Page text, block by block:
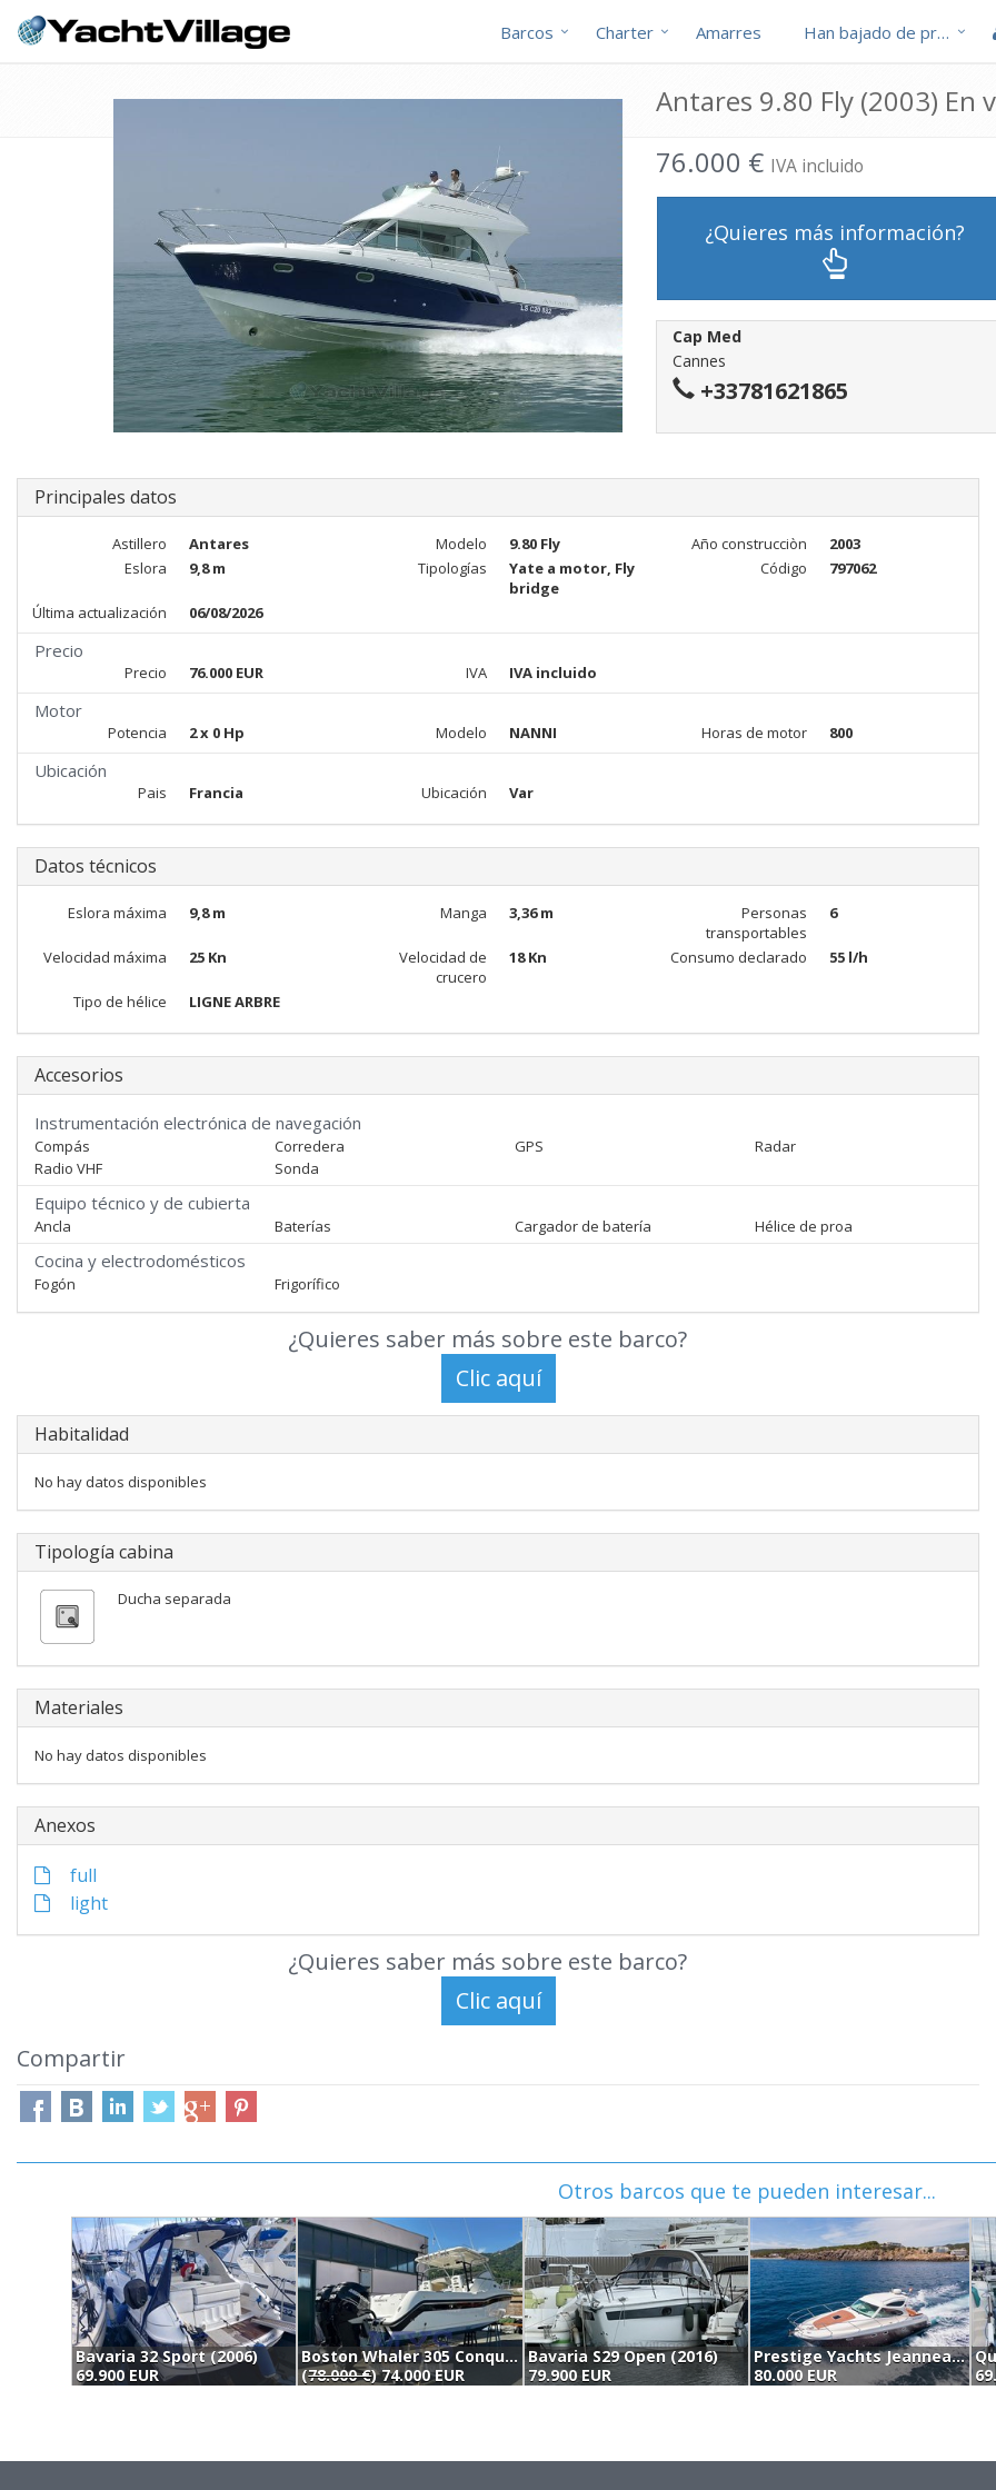
Barcos Charter Amarres Han bajado de precio
Antares 9.80 Fly (2003) En
76.000 € IVA incluido
¿Quieres más información?
Cap Med
Cannes
+33781621865
Principales datos
Astillero Antares Modelo 9.80 Fly Año construcciòn
2003
Eslora
9,8 m Tipologías
Yate a motor, Fly
bridge
Código 797062
Última actualización 06/08/2026
Precio
Precio 76.000 EUR IVA IVA incluido
Motor
Potencia 2 x 0 Hp Modelo NANNI Horas de motor 800
Ubicación
Pais Francia Ubicación Var
Datos técnicos
Eslora máxima 9,8 m Manga 3,36 m
Personas
transportables
6
Velocidad máxima 25 Kn
Velocidad de
crucero
18 Kn Consumo declarado 55 l/h
Tipo de hélice LIGNE ARBRE
Accesorios
Instrumentación electrónica de navegación
Compás Corredera GPS
Radar
Radio VHF
Sonda
Equipo técnico y de cubierta
Ancla Baterías Cargador de batería Hélice de proa
Cocina y electrodomésticos
Fogón Frigorífico
¿Quieres saber más sobre este barco?
Habitalidad
No hay datos disponibles
Tipología cabina
Ducha separada
Materiales
No hay datos disponibles
Anexos
full
light
¿Quieres saber más sobre este barco?
Compartir
Otros barcos que te pueden interesar...
Bavaria 32 Sport (2006)
69.900 EUR
Boston Whaler 305 Conquest (2005)
(78.000 €) 74.000 EUR
Bavaria S29 Open (2016)
79.900 EUR
Prestige Yachts Jeanneau Prestige 34 (2003)
80.000 EUR